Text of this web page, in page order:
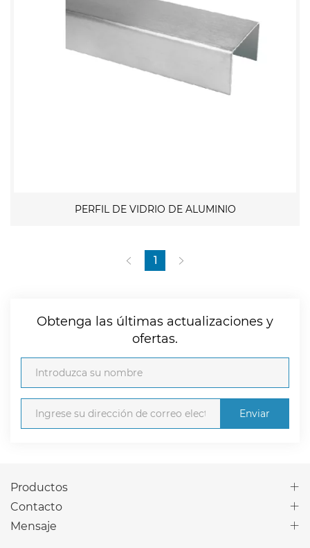
PERFIL DE VIDRIO DE ALUMINIO
1
Obtenga las últimas actualizaciones y
ofertas.
Enviar
Productos
Contacto
Mensaje